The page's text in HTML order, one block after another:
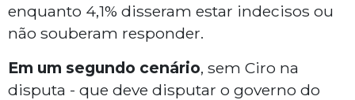
enquanto 4,1% disseram estar indecisos ou
não souberam responder.
Em um segundo cenário, sem Ciro na
disputa - que deve disputar o governo do